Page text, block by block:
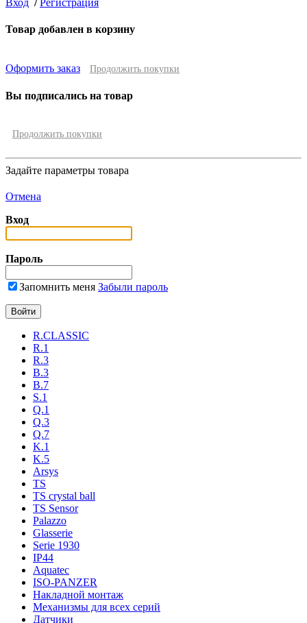
Товар добавлен в корзину
Оформить заказ Продолжить покупки
Вы подписались на товар
Продолжить покупки
Задайте параметры товара
Отмена
Вход
Пароль
Запомнить меня Забыли пароль
R.CLASSIC
R.1
R.3
B.3
B.7
S.1
Q.1
Q.3
Q.7
K.1
K.5
Arsys
TS
TS crystal ball
TS Sensor
Palazzo
Glasserie
Serie 1930
IP44
Aquatec
ISO-PANZER
Накладной монтаж
Механизмы для всех серий
Датчики